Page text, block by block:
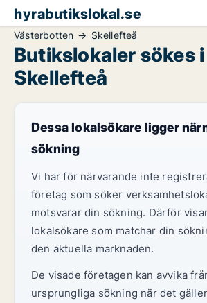
hyrabutikslokal.se
Västerbotten Skellefteå
Butikslokaler sökes i
Skellefteå
Dessa lokalsökare ligger
sökning
Vi har för närvarande inte
företag som söker
motsvarar din sökning. Därför
lokalsökare som matchar din
den aktuella marknaden.
De visade företagen kan avvika
ursprungliga sökning när det